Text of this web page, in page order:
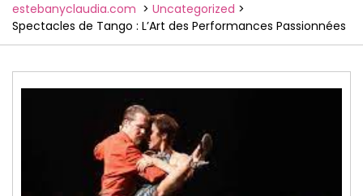
estebanyclaudia.com > Uncategorized >
Spectacles de Tango : L’Art des Performances Passionnées